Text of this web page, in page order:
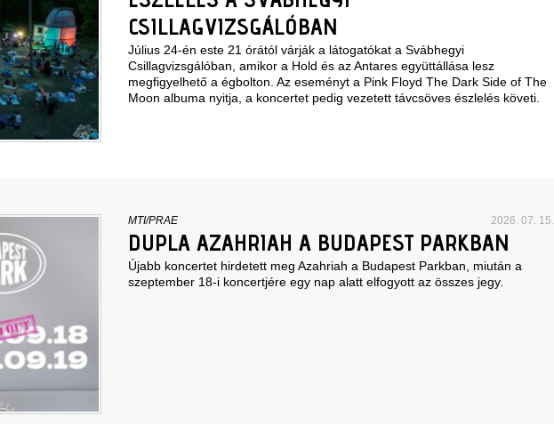
CSILLAGVIZSGÁLÓBAN
Július 24-én este 21 órától várják a látogatókat a Svábhegyi
Csillagvizsgálóban, amikor a Hold és az Antares együttállása lesz
megfigyelhető a égbolton. Az eseményt a Pink Floyd The Dark Side of The
Moon albuma nyitja, a koncertet pedig vezetett távcsöves észlelés követi.
MTI/PRAE 2026. 07. 15.
DUPLA AZAHRIAH A BUDAPEST PARKBAN
Újabb koncertet hirdetett meg Azahriah a Budapest Parkban, miután a
szeptember 18-i koncertjére egy nap alatt elfogyott az összes jegy.